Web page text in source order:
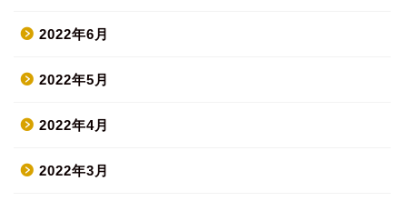
2022年6月
2022年5月
2022年4月
2022年3月